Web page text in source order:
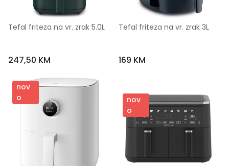
Tefal friteza na vr. zrak 5.0L
247,50 KM
Tefal friteza na vr. zrak 3L
169 KM
nov
o
nov
o